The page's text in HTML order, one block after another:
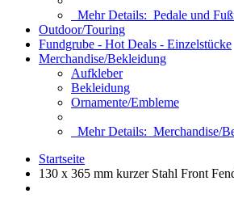
Mehr Details: Pedale und
Outdoor/Touring
Fundgrube - Hot Deals - Einzelstücke
Merchandise/Bekleidung
Aufkleber
Bekleidung
Ornamente/Embleme
Mehr Details: Merchandise/
Startseite
130 x 365 mm kurzer Stahl Front